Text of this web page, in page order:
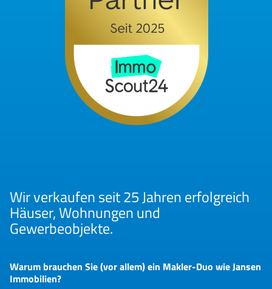
Wir verkaufen seit 25 Jahren erfolgreich
Häuser, Wohnungen und
Gewerbeobjekte.
Warum brauchen Sie (vor allem) ein Makler-Duo wie Jansen
Immobilien?